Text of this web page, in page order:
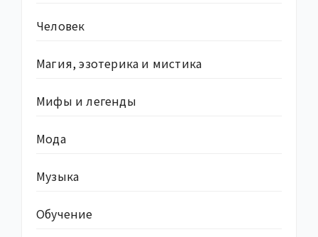
Человек
Магия, эзотерика и мистика
Мифы и легенды
Мода
Музыка
Обучение